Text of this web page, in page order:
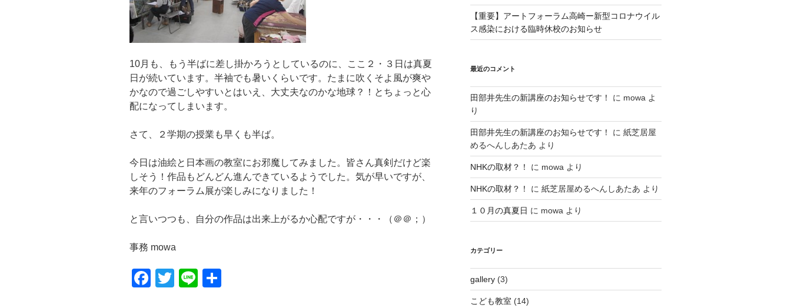
10月も、もう半ばに差し掛かろうとしているのに、ここ２・３日は真夏
日が続いています。半袖でも暑いくらいです。たまに吹くそよ風が爽や
かなので過ごしやすいとはいえ、大丈夫なのかな地球？！とちょっと心
配になってしまいます。
さて、２学期の授業も早くも半ば。
今日は油絵と日本画の教室にお邪魔してみました。皆さん真剣だけど楽
しそう！作品もどんどん進んできているようでした。気が早いですが、
来年のフォーラム展が楽しみになりました！
と言いつつも、自分の作品は出来上がるか心配ですが・・・（＠＠；）
事務 mowa
F
T
Li
【重要】アートフォーラム高崎ー新型コロナウイル
ス感染における臨時休校のお知らせ
最近のコメント
田部井先生の新講座のお知らせです！ に mowaよ
り
田部井先生の新講座のお知らせです！ に 紙芝居屋
めるへんしあたあ より
NHKの取材？！ に mowaより
NHKの取材？！ に 紙芝居屋めるへんしあたあ より
１０月の真夏日 に mowaより
カテゴリー
gallery(3)
こども教室 (14)